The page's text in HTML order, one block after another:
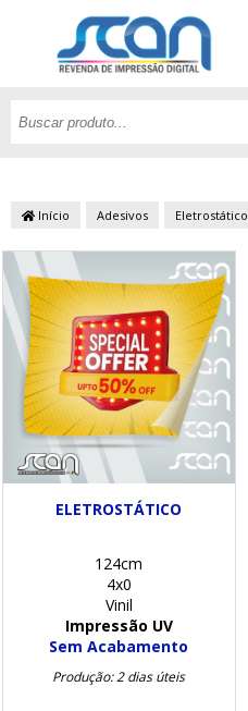
Início Adesivos Eletrostático
ELETROSTÁTICO
124cm
4x0
Vinil
Impressão UV
Sem Acabamento
Produção: 2 dias úteis